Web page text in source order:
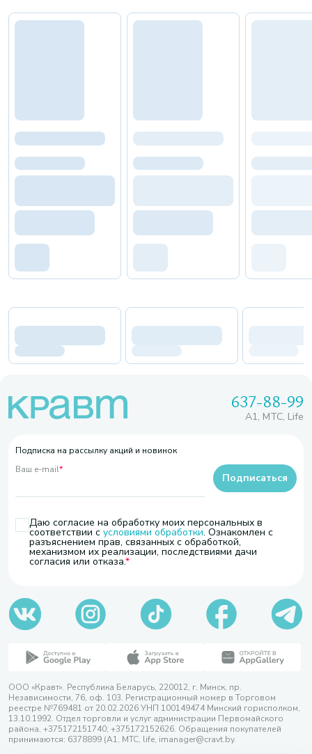
637-88-99
A1, МТС, Life
Подписка на рассылку акций и новинок
Ваш e-mail*
Даю согласие на обработку моих персональных в
соответствии с условиями обработки. Ознакомлен с
разъяснением прав, связанных с обработкой,
механизмом их реализации, последствиями дачи
согласия или отказа.
Подписаться
ООО «Кравт». Республика Беларусь, 220012, г. Минск, пр.
Независимости, 76, оф. 103. Регистрационный номер в Торговом
реестре №769481 от 20.02.2026 УНП 100149474 Минский горисполком,
13.10.1992. Отдел торговли и услуг администрации Первомайского
района, +375172151740; +375172152626. Обращения покупателей
принимаются: 6378899 (А1, МТС, life, imanager@cravt.by.